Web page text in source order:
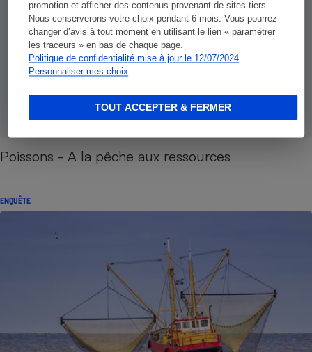
promotion et afficher des contenus provenant de sites tiers.
Nous conserverons votre choix pendant 6 mois. Vous pourrez
changer d’avis à tout moment en utilisant le lien « paramétrer
les traceurs » en bas de chaque page.
Politique de confidentialité mise à jour le 12/07/2024
Personnaliser mes choix
TOUT ACCEPTER & FERMER
Poissons - A la pêche aux ressources
ENQUÊTE